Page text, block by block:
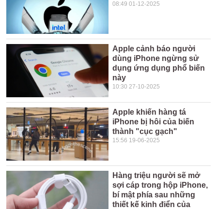
08:49 01-12-2025
Apple cảnh báo người
dùng iPhone ngừng sử
dụng ứng dụng phổ biến
này
10:30 27-10-2025
Apple khiến hàng tá
iPhone bị hôi của biến
thành "cục gạch"
15:56 19-06-2025
Hàng triệu người sẽ mở
sợi cáp trong hộp iPhone,
bí mật phía sau những
thiết kế kinh điển của